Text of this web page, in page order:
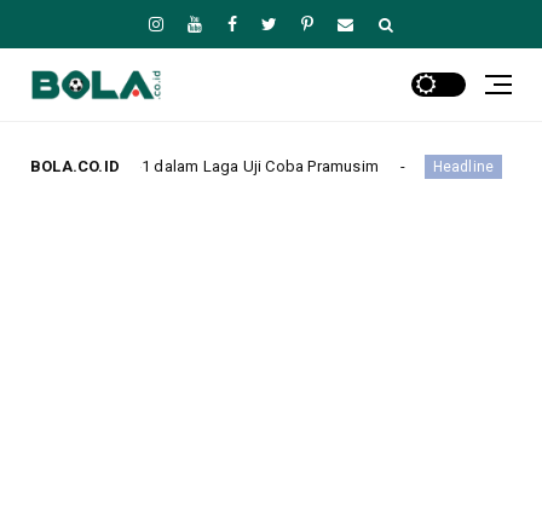
BOLA.CO.ID
Laga Uji Coba Pramusim Headline Santos Menang Tipis 1-